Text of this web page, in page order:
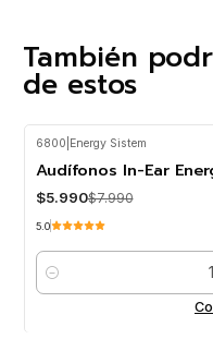
También
de estos
6800 Energy Sistem
Audífonos In-Ear
$5.990$7.990
5.0
Cantidad